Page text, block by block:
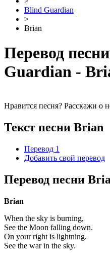
Blind Guardian
>
Brian
Перевод
Guardian -
Нравится песня? Расскажи о
Текст песни Brian
Перевод 1
Добавить свой перевод
Перевод песни
Brian
When the sky is burning,
See the Moon falling down.
On your right is lightning.
See the war in the sky.